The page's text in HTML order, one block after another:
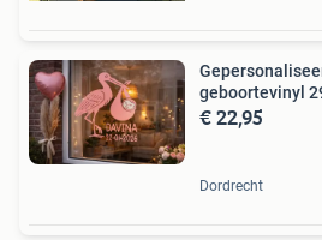
geboortevinyl
€ 22,95
Dordrecht